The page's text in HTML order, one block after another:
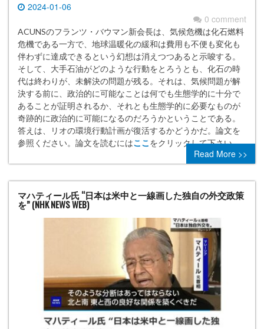
2024-01-06
0 comment
ACUNSのフランツ・バウマン新会長は、気候危機は化石燃料
危機である一方で、地球温暖化の緩和は費用も不便も変化も
伴わずに達成できるという幻想は消えつつあると示唆する。
そして、大手石油がどのような行動をとろうとも、化石の時
代は終わりが、未解決の問題が残る。それは、気候問題が解
決する前に、政治的に可能なことは何でも生態学的に十分で
あることが証明されるか、それとも生態学的に必要なものが
奇跡的に政治的に可能になるのだろうかということである。
答えは、リオの環境行動計画が復活するかどうかだ。論文を
参照ください。論文を読むにはここをクリックして下さい。
Read More >>
マハティール氏 “日本は米中と一線画した独自の外交政策
を” (NHK NEWS WEB)